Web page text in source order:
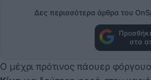
Δες περισσότερα άρθρα του
στα
Ο μέχρι πρότινος πάουερ